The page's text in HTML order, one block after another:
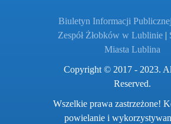
Biuletyn Informacji Publicznej
Zespół Żłobków w Lublinie |
Miasta Lublina
Copyright © 2017 - 2023.
Reserved.
Wszelkie prawa zastrzeżone!
powielanie i